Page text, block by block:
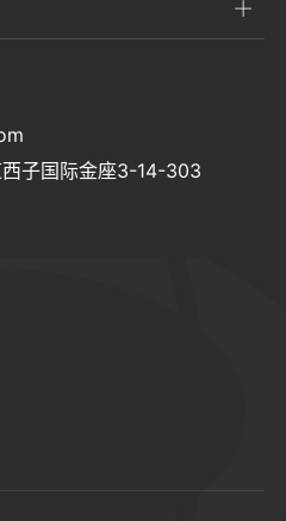
子国际金座3-14-303